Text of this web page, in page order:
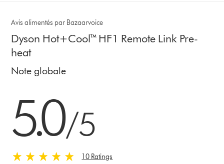
Avis alimentés par Bazaarvoice
Dyson Hot+Cool™ HF1 Remote Link Pre-
heat
Note globale
5.0/5
10 Ratings